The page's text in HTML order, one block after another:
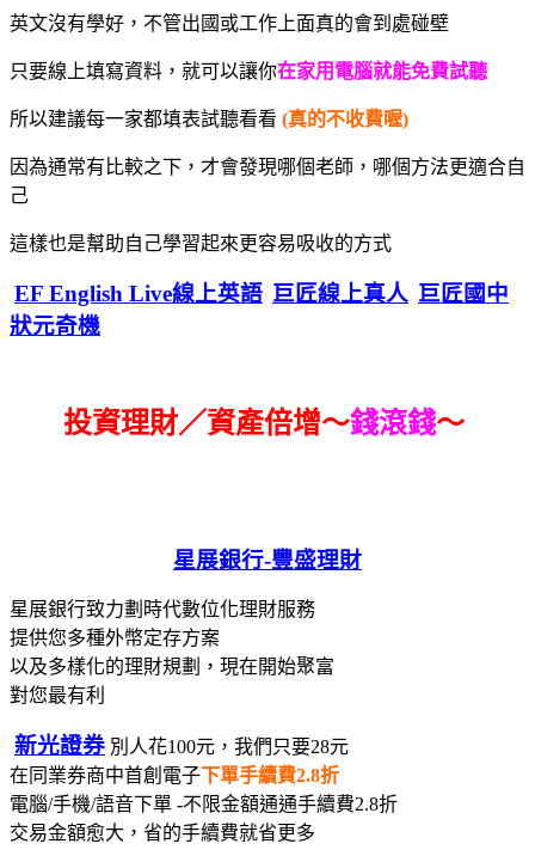
英文沒有學好，不管出國或工作上面真的會到處碰壁
只要線上填寫資料，就可以讓你在家用電腦就能免費試聽
所以建議每一家都填表試聽看看 (真的不收費喔)
因為通常有比較之下，才會發現哪個老師，哪個方法更適合自
己
這樣也是幫助自己學習起來更容易吸收的方式
EF English Live線上英語 巨匠線上真人 巨匠國中
狀元奇機
投資理財／資產倍增～錢滾錢～
星展銀行-豐盛理財
星展銀行致力劃時代數位化理財服務
提供您多種外幣定存方案
以及多樣化的理財規劃，現在開始聚富
對您最有利
新光證券 別人花100元，我們只要28元
在同業券商中首創電子下單手續費2.8折
電腦/手機/語音下單 -不限金額通通手續費2.8折
交易金額愈大，省的手續費就省更多